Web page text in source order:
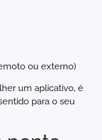
ou externo)
um aplicativo, é
para o seu